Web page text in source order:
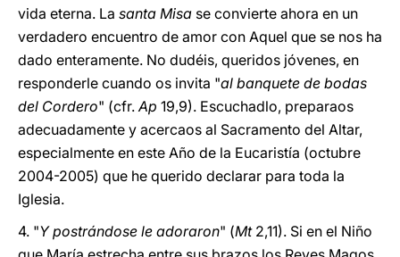
vida eterna. La santa Misa se convierte ahora en un
verdadero encuentro de amor con Aquel que se nos ha
dado enteramente. No dudéis, queridos jóvenes, en
responderle cuando os invita "al banquete de bodas
del Cordero" (cfr.Ap 19,9). Escuchadlo, preparaos
adecuadamente y acercaos al Sacramento del Altar,
especialmente en este Año de la Eucaristía (octubre
2004-2005) que he querido declarar para toda la
Iglesia.
4. "Y postrándose le adoraron" (Mt2,11). Si en el Niño